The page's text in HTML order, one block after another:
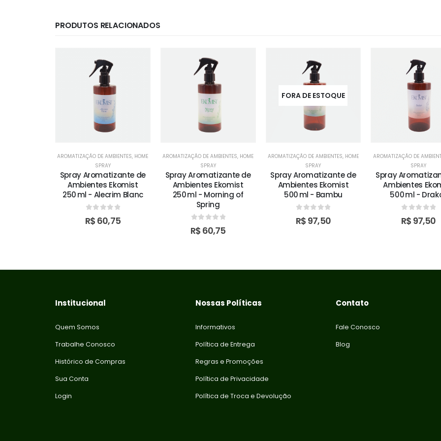
PRODUTOS RELACIONADOS
AROMATIZAÇÃO DE AMBIENTES, HOME
SPRAY
Spray Aromatizante de
Ambientes Ekomist
250 ml - Alecrim Blanc
out of 5
R$ 60,75
AROMATIZAÇÃO DE AMBIENTES, HOME
SPRAY
Spray Aromatizante de
Ambientes Ekomist
250 ml - Morning of
Spring
out of 5
R$ 60,75
FORA DE ESTOQUE
AROMATIZAÇÃO DE AMBIENTES, HOME
SPRAY
Spray Aromatizante de
Ambientes Ekomist
500 ml - Bambu
out of 5
R$ 97,50
AROMATIZAÇÃO DE
SPRAY
Spray
Ambientes
500 ml -
out of 5
R$ 97,50
Institucional
Quem Somos
Trabalhe Conosco
Histórico de Compras
Sua Conta
Login
Nossas Políticas
Informativos
Política de Entrega
Regras e Promoções
Política de Privacidade
Política de Troca e Devolução
Contato
Fale Conosco
Blog